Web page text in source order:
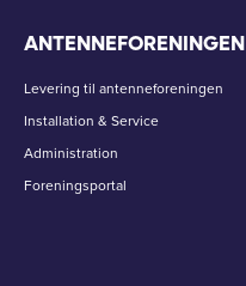
ANTENNEFORENINGEN
Levering til antenneforeningen
Installation & Service
Administration
Foreningsportal